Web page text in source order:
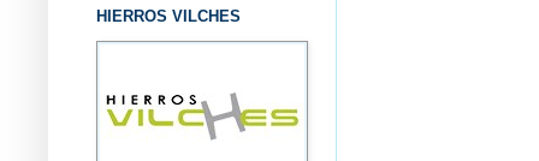
HIERROS VILCHES